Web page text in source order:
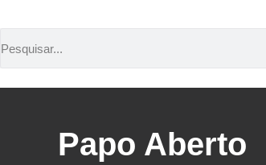
Papo Aberto